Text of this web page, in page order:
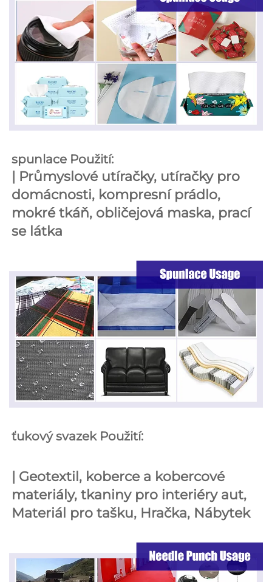
spunlace Použití:
| Průmyslové utíračky, utíračky pro
domácnosti, kompresní prádlo,
mokré tkáň, obličejová maska, prací
se látka
ťukový svazek Použití:
| Geotextil, koberce a kobercové
Materiál pro tašku, Hračka, Nábytek